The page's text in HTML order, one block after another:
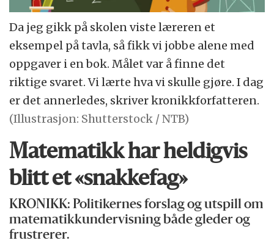
Da jeg gikk på skolen viste læreren et
eksempel på tavla, så fikk vi jobbe alene med
oppgaver i en bok. Målet var å finne det
riktige svaret. Vi lærte hva vi skulle gjøre. I dag
er det annerledes, skriver kronikkforfatteren.
(Illustrasjon: Shutterstock / NTB)
Matematikk har heldigvis
blitt et «snakkefag»
KRONIKK: Politikernes forslag og utspill om
matematikkundervisning både gleder og
frustrerer.